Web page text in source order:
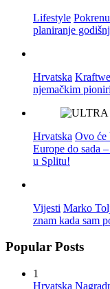
Lifestyle
planiranje
Hrvatska
njemačkim
Hrvatska Ovo će
Europe do sada
u Splitu!
Vijesti Marko
znam kada sam
Popular Posts
1
Hrvatska